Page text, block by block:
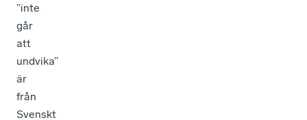
”inte
går
att
undvika”
är
från
Svenskt